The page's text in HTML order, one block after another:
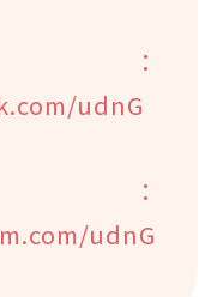
udnG
udnG